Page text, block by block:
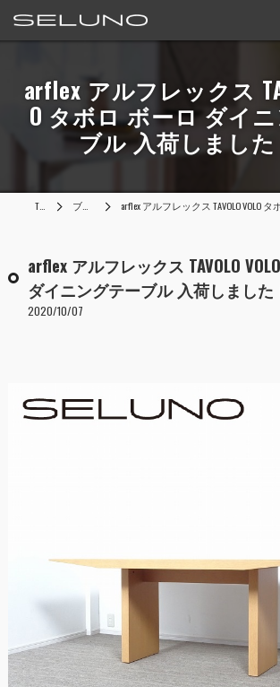
arflex アルフレックス
O タボロ ボーロ ダイ
ブル 入荷しました
TOP ブログ arflex アルフレックス TAVOLO VOLO タボロ ボーロ
arflex アルフレックス TAVOLO
ダイニングテーブル 入荷しました
2020/10/07